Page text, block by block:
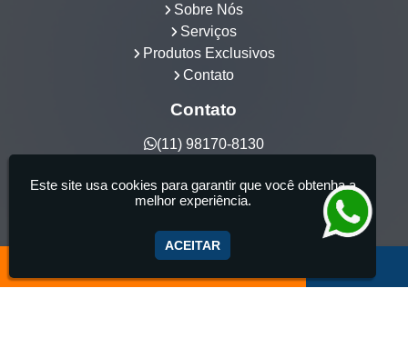
Sobre Nós
Serviços
Produtos Exclusivos
Contato
Contato
(11) 98170-8130
Hidrocia Manutenção e Venda Especializada de
Banheiras - 25 anos de tradição - Fabricante de
aquecedor de banheira, Instalação e Manutenção
Este site usa cookies para garantir que você obtenha a
melhor experiência.
ACEITAR